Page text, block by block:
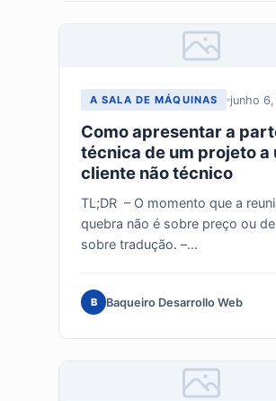
A SALA DE MÁQUINAS junho
Como apresentar a
técnica de um projeto a
cliente não técnico
TL;DR – O momento que a
quebra não é sobre preço ou
sobre tradução. –...
B Baqueiro Desarrollo Web